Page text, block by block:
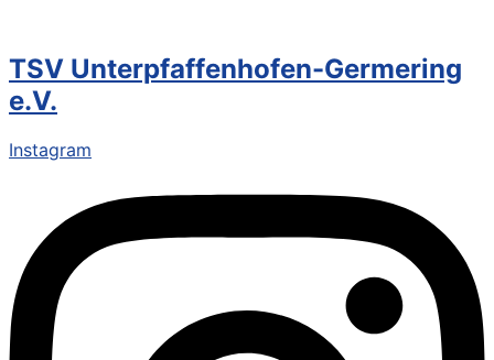
TSV Unterpfaffenhofen-Germering
e.V.
Instagram